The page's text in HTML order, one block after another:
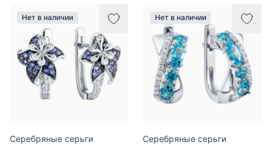
Нет в наличии
Серебряные серьги
Нет в наличии
Серебряные серьги